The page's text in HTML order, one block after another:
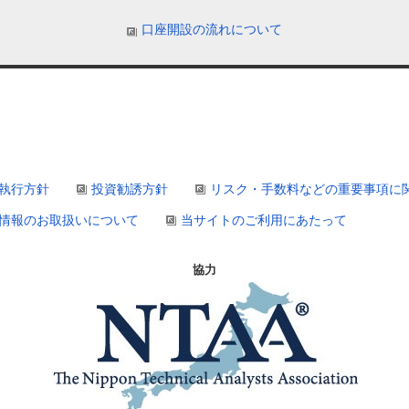
口座開設の流れについて
行方針 投資勧誘方針 リスク・手数料などの重要事項に
報のお取扱いについて 当サイトのご利用にあたって
協力